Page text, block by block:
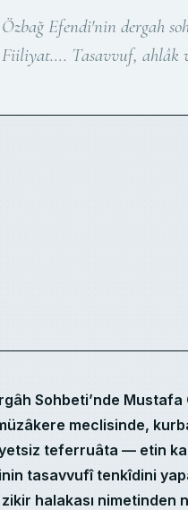
Efendi'nin dergah
Tasavvuf, ahlâk
Sohbeti’nde
meclisinde,
teferruâta — etin
tasavvufî tenkîdini
halakası nimetinden